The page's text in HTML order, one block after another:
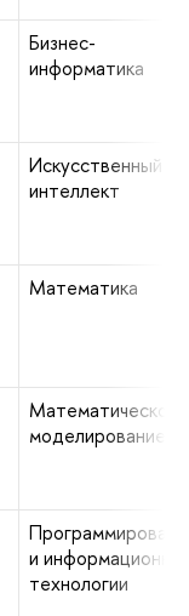
Бизнес-
информатика
Искусственный
интеллект
Математика
Математическое
моделирование
и
технологии